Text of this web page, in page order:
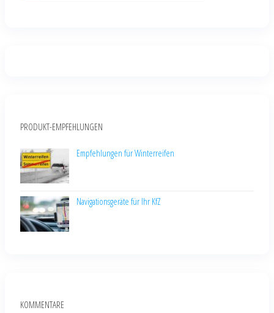
PRODUKT-EMPFEHLUNGEN
Empfehlungen für Winterreifen
Navigationsgeräte für Ihr KfZ
KOMMENTARE